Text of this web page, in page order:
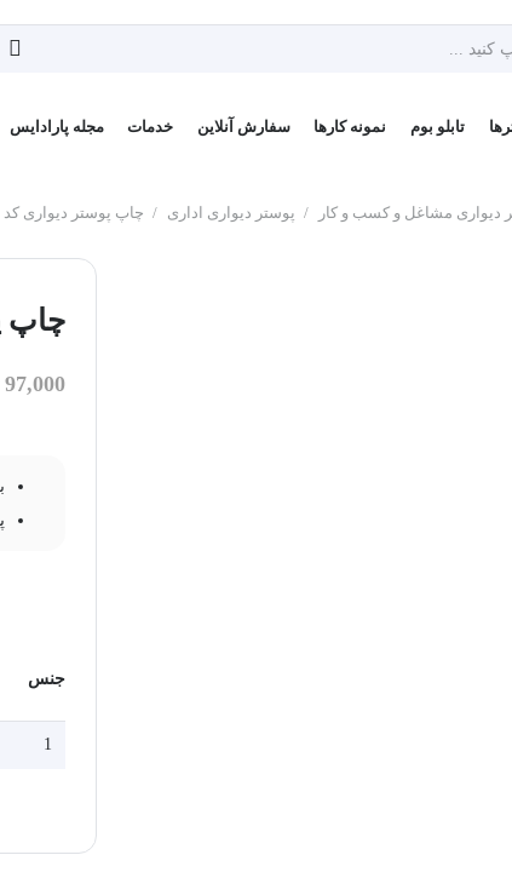
تابلو بوم نمونه کارها سفارش آنلاین خدمات مجله پارادایس
دیواری مشاغل و کسب و کار / پوستر دیواری اداری / چاپ پوستر دیواری کد 2443
چاپ
97,000
جنس
چاپ